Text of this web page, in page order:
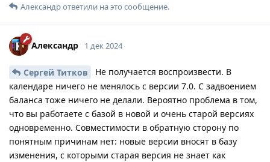
Александрответили на это сообщение.
Александр 1 дек 2024
Сергей Титков
Не получается воспроизвести. В
календаре ничего не менялось с версии 7.0. С задвоением
баланса тоже ничего не делали. Вероятно проблема в том,
что вы работаете с базой в новой и очень старой версиях
одновременно. Совместимости в обратную сторону по
понятным причинам нет: новые версии вносят в базу
изменения, с которыми старая версия не знает как